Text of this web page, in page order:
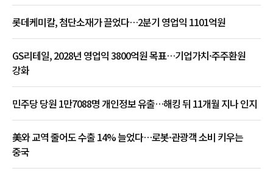
롯데케미칼, 첨단소재가 끌었다…2분기 영업익 1101억원
GS리테일, 2028년 영업익 3800억원 목표…기업가치·주주환원
강화
민주당 당원 1만7088명 개인정보 유출…해킹 뒤 11개월 지나 인지
美와 교역 줄어도 수출 14% 늘었다…로봇·관광객 소비 키우는
중국